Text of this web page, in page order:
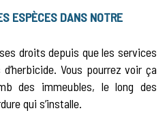
ESPÈCES DANS NOTRE
droits depuis que les services
Vous pourrez voir ça
des immeubles, le long des
qui s’installe.